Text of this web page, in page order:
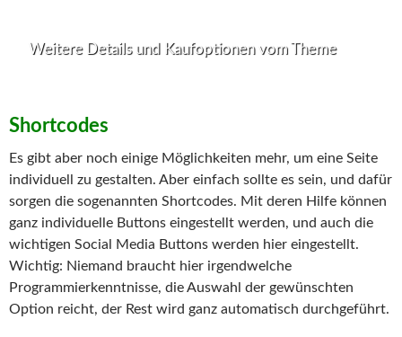
Weitere Details und Kaufoptionen vom Theme
Shortcodes
Es gibt aber noch einige Möglichkeiten mehr, um eine Seite
individuell zu gestalten. Aber einfach sollte es sein, und dafür
sorgen die sogenannten Shortcodes. Mit deren Hilfe können
ganz individuelle Buttons eingestellt werden, und auch die
wichtigen Social Media Buttons werden hier eingestellt.
Wichtig: Niemand braucht hier irgendwelche
Programmierkenntnisse, die Auswahl der gewünschten
Option reicht, der Rest wird ganz automatisch durchgeführt.